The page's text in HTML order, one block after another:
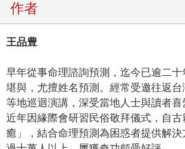
作者
王品豊
早年從事命理諮詢預測，迄今已逾二
堪與，尤擅姓名預測。經常受邀往返
等地巡迴演講，深受當地人士與讀者喜
近年因緣際會研習民俗敬拜儀式，自
癒」，結合命理預測為困惑者提供解